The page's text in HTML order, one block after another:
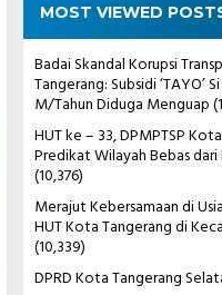
MOST VIEWED
Badai Skandal Korupsi
Tangerang: Subsidi ‘TAYO’
M/Tahun Diduga Menguap
HUT ke – 33, DPMPTSP
Predikat Wilayah Bebas dari
(10,376)
Merajut Kebersamaan di
HUT Kota Tangerang di
(10,339)
DPRD Kota Tangerang